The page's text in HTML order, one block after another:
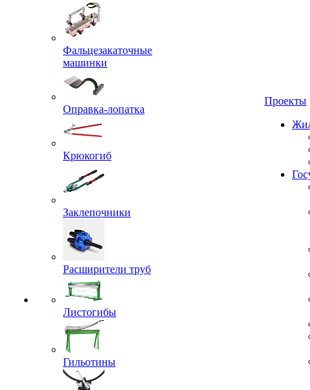
Фальцезакаточные
машинки
Оправка-лопатка
Крюкогиб
Заклепочники
Расширители труб
Листогибы
Гильотины